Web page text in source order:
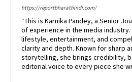
https://reportbharathindi.com/
“This is Karnika Pandey, a Senior
of experience in the media
lifestyle, entertainment, and
clarity and depth. Known for sharp
storytelling, she brings credibility,
editorial voice to every piece she